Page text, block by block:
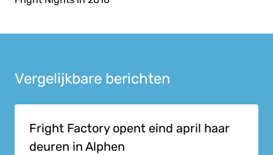
Vergelijkbare berichten
Fright Factory opent eind april haar
deuren in Alphen